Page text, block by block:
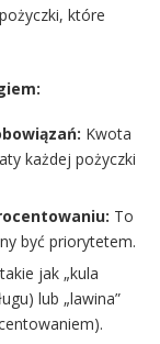
które
Kwota
każdej pożyczki
To
być priorytetem.
jak „kula
lub „lawina”